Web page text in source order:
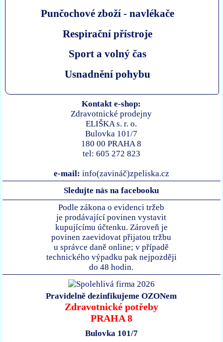
Punčochové zboží - navlékače
Respirační přístroje
Sport a volný čas
Usnadnění pohybu
Kontakt e-shop:
Zdravotnické prodejny
ELIŠKA s. r. o.
Bulovka 101/7
180 00 PRAHA 8
tel: 605 272 823
e-mail: info(zavináč)zpeliska.cz
Sledujte nás na facebooku
Podle zákona o evidenci tržeb
je prodávající povinen vystavit
kupujícímu účtenku. Zároveň je
povinen zaevidovat přijatou tržbu
u správce daně online; v případě
technického výpadku pak nejpozději
do 48 hodin.
Pravidelně dezinfikujeme OZONem
Zdravotnické potřeby
PRAHA 8
Bulovka 101/7